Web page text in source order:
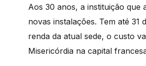
Aos 30 anos, a instituição que
novas instalações. Tem até
renda da atual sede, o custo
Misericórdia na capital